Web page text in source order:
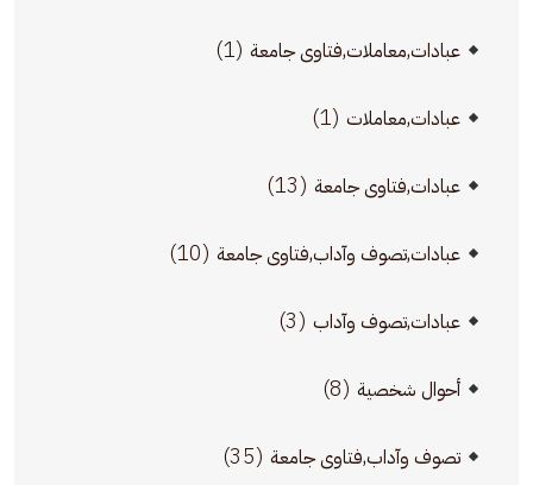
عبادات,معاملات,فتاوى جامعة (1)
عبادات,معاملات (1)
عبادات,فتاوى جامعة (13)
عبادات,تصوف وآداب,فتاوى جامعة (10)
عبادات,تصوف وآداب (3)
أحوال شخصية (8)
تصوف وآداب,فتاوى جامعة (35)